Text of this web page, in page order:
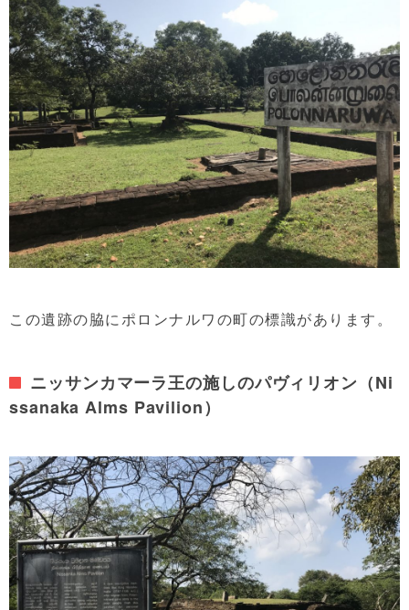
この遺跡の脇にポロンナルワの町の標識があります。
ニッサンカマーラ王の施しのパヴィリオン（Ni
ssanaka Alms Pavilion）